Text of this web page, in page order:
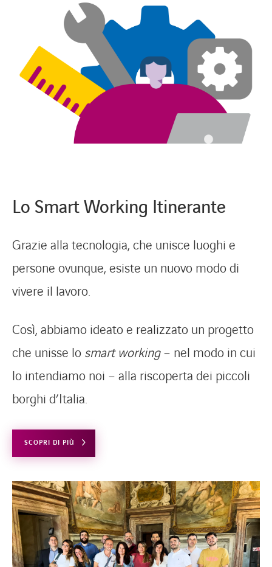
Lo Smart Working Itinerante
Grazie alla tecnologia, che unisce luoghi e
persone ovunque, esiste un nuovo modo di
vivere il lavoro.
Così, abbiamo ideato e realizzato un progetto
che unisse lo smart working– nel modo in cui
lo intendiamo noi – alla riscoperta dei piccoli
borghi d’Italia.
SCOPRI DI PIÙ